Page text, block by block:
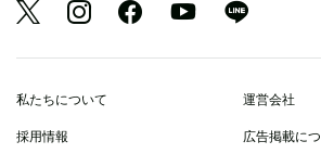
私たちについて 運営会社
採用情報 広告掲載に